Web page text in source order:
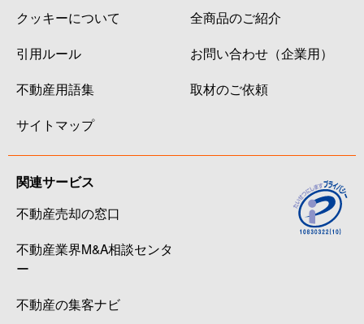
クッキーについて
引用ルール
不動産用語集
サイトマップ
全商品のご紹介
お問い合わせ（企業用）
取材のご依頼
関連サービス
不動産売却の窓口
不動産業界M&A相談センタ
ー
不動産の集客ナビ